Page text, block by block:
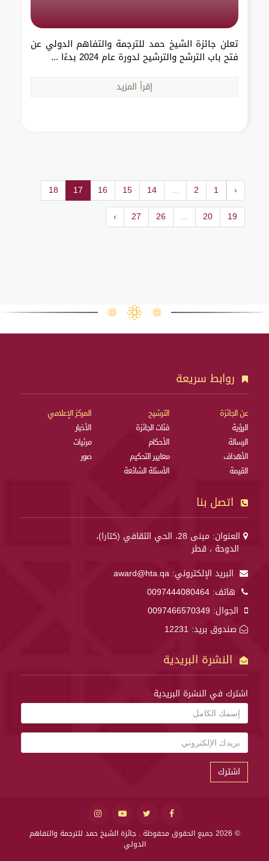
تعلن جائزة الشيخ حمد للترجمة والتفاهم الدولي عن
فتح باب الترشح والترشيح لدورة عام 2024 بدءًا ...
إقرأ المزيد
‹
1
2
...
14
15
16
17
18
19
20
...
26
27
›
روابط سريعة
عن الجائزة
الرؤية
الرسالة
الأهداف
القيمة
الترشيح
فئات الجائزة
الأحكام
معايير التحكيم
الأسئلة الشائعة
المركز الإعلامي
الأخبار
مرئيات
صور
اتصل بنا
العنوان: مبنى 28، الحي الثقافي (كتارا)،
الدوحة ، قطر
البريد الإلكتروني: award@hta.qa
هاتف: 0097444080464
الجوال: 0097466570349
صندوق بريد: 12231
النشرة البريدية
اشترك في النشرة البريدية
اشترك
© 2026 جميع الحقوق محفوظة .
جائزة الشيخ حمد للترجمة والتفاهم
الدولي